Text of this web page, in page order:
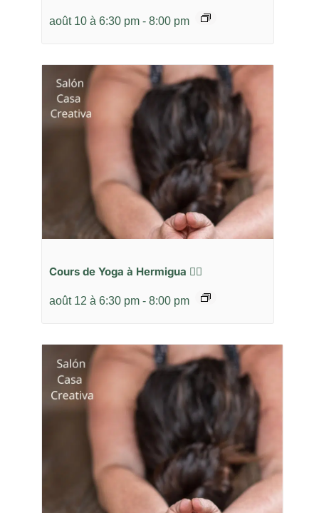
août 10 à 6:30 pm - 8:00 pm
Cours de Yoga à Hermigua 🧘‍♂️
août 12 à 6:30 pm - 8:00 pm